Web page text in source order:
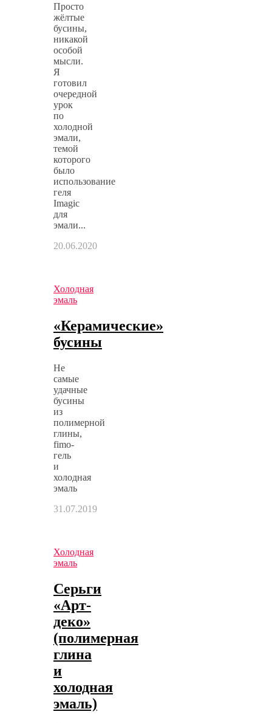
Просто
жёлтые
бусины,
никакой
особой
мысли.
Я
готовил
очередной
урок
по
холодной
эмали,
темой
которого
было
использование
геля
Imagic
для
эмали...
20.06.2020
Холодная
эмаль
«Керамические»
бусины
Не
самые
удачные
бусины
из
полимерной
глины,
fimo-
гель
и
холодная
эмаль
31.07.2019
Холодная
эмаль
Серьги
«Арт-
деко»
(полимерная
глина
и
холодная
эмаль)